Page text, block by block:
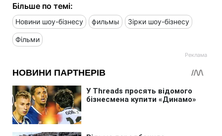
Більше по темі:
Новини шоу-бізнесу фильмы Зірки шоу-бізнесу
Фільми